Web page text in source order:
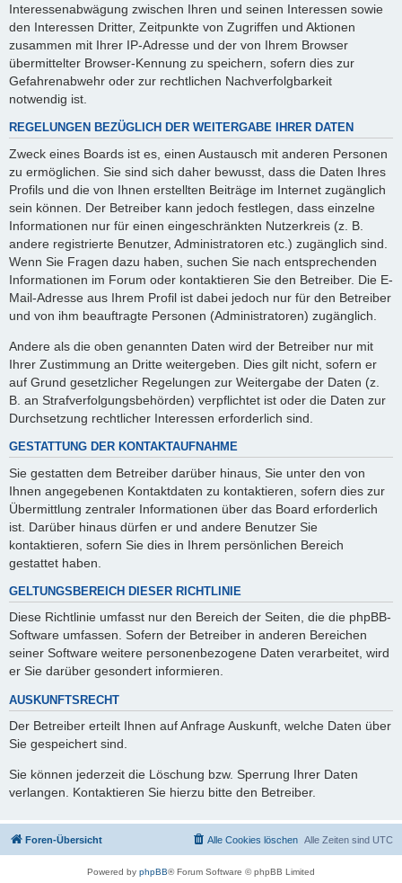
Interessenabwägung zwischen Ihren und seinen Interessen sowie
den Interessen Dritter, Zeitpunkte von Zugriffen und Aktionen
zusammen mit Ihrer IP-Adresse und der von Ihrem Browser
übermittelter Browser-Kennung zu speichern, sofern dies zur
Gefahrenabwehr oder zur rechtlichen Nachverfolgbarkeit
notwendig ist.
REGELUNGEN BEZÜGLICH DER WEITERGABE IHRER DATEN
Zweck eines Boards ist es, einen Austausch mit anderen Personen
zu ermöglichen. Sie sind sich daher bewusst, dass die Daten Ihres
Profils und die von Ihnen erstellten Beiträge im Internet zugänglich
sein können. Der Betreiber kann jedoch festlegen, dass einzelne
Informationen nur für einen eingeschränkten Nutzerkreis (z. B.
andere registrierte Benutzer, Administratoren etc.) zugänglich sind.
Wenn Sie Fragen dazu haben, suchen Sie nach entsprechenden
Informationen im Forum oder kontaktieren Sie den Betreiber. Die E-
Mail-Adresse aus Ihrem Profil ist dabei jedoch nur für den Betreiber
und von ihm beauftragte Personen (Administratoren) zugänglich.
Andere als die oben genannten Daten wird der Betreiber nur mit
Ihrer Zustimmung an Dritte weitergeben. Dies gilt nicht, sofern er
auf Grund gesetzlicher Regelungen zur Weitergabe der Daten (z.
B. an Strafverfolgungsbehörden) verpflichtet ist oder die Daten zur
Durchsetzung rechtlicher Interessen erforderlich sind.
GESTATTUNG DER KONTAKTAUFNAHME
Sie gestatten dem Betreiber darüber hinaus, Sie unter den von
Ihnen angegebenen Kontaktdaten zu kontaktieren, sofern dies zur
Übermittlung zentraler Informationen über das Board erforderlich
ist. Darüber hinaus dürfen er und andere Benutzer Sie
kontaktieren, sofern Sie dies in Ihrem persönlichen Bereich
gestattet haben.
GELTUNGSBEREICH DIESER RICHTLINIE
Diese Richtlinie umfasst nur den Bereich der Seiten, die die phpBB-
Software umfassen. Sofern der Betreiber in anderen Bereichen
seiner Software weitere personenbezogene Daten verarbeitet, wird
er Sie darüber gesondert informieren.
AUSKUNFTSRECHT
Der Betreiber erteilt Ihnen auf Anfrage Auskunft, welche Daten über
Sie gespeichert sind.
Sie können jederzeit die Löschung bzw. Sperrung Ihrer Daten
verlangen. Kontaktieren Sie hierzu bitte den Betreiber.
Foren-Übersicht Alle Zeiten sind UTC
Alle Cookies löschen
Powered by phpBB® Forum Software © phpBB Limited